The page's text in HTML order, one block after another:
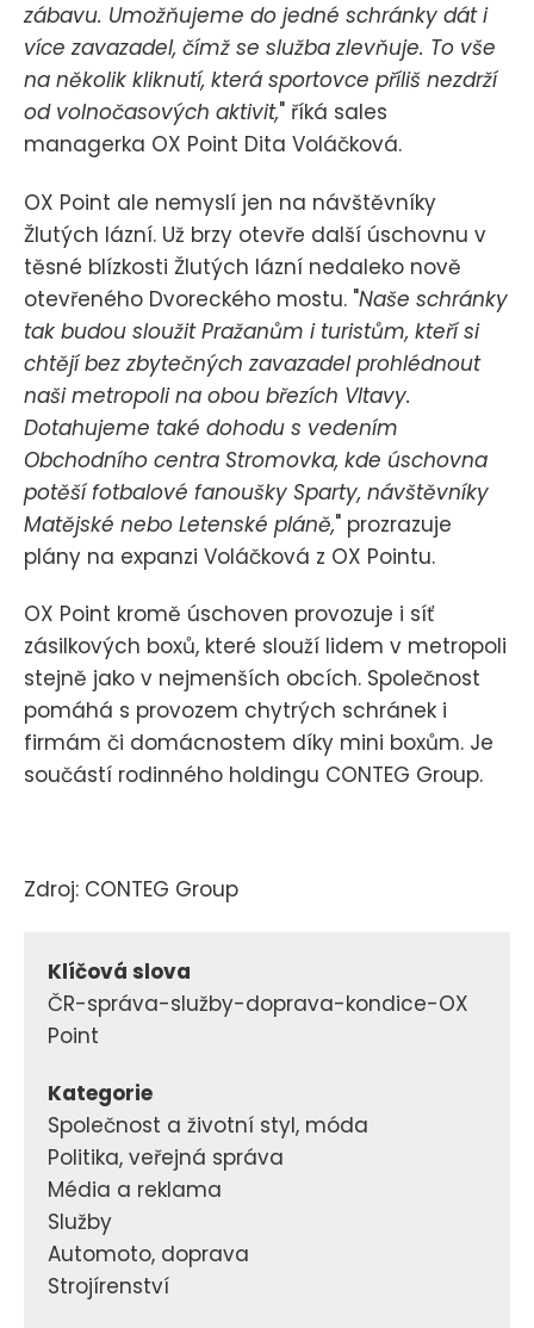
zábavu. Umožňujeme do jedné schránky dát i
více zavazadel, čímž se služba zlevňuje. To vše
na několik kliknutí, která sportovce příliš nezdrží
od volnočasových aktivit," říká sales
managerka OX Point Dita Voláčková.
OX Point ale nemyslí jen na návštěvníky
Žlutých lázní. Už brzy otevře další úschovnu v
těsné blízkosti Žlutých lázní nedaleko nově
otevřeného Dvoreckého mostu. "Naše schránky
tak budou sloužit Pražanům i turistům, kteří si
chtějí bez zbytečných zavazadel prohlédnout
naši metropoli na obou březích Vltavy.
Dotahujeme také dohodu s vedením
Obchodního centra Stromovka, kde úschovna
potěší fotbalové fanoušky Sparty, návštěvníky
Matějské nebo Letenské pláně," prozrazuje
plány na expanzi Voláčková z OX Pointu.
OX Point kromě úschoven provozuje i síť
zásilkových boxů, které slouží lidem v metropoli
stejně jako v nejmenších obcích. Společnost
pomáhá s provozem chytrých schránek i
firmám či domácnostem díky mini boxům. Je
součástí rodinného holdingu CONTEG Group.
Zdroj: CONTEG Group
Klíčová slova
ČR-správa-služby-doprava-kondice-OX
Point
Kategorie
Společnost a životní styl, móda
Politika, veřejná správa
Média a reklama
Služby
Automoto, doprava
Strojírenství